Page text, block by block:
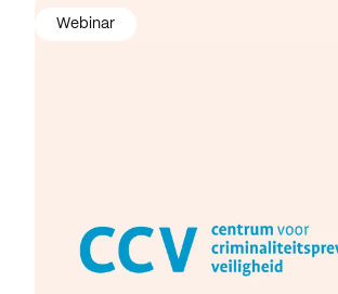
Webinar